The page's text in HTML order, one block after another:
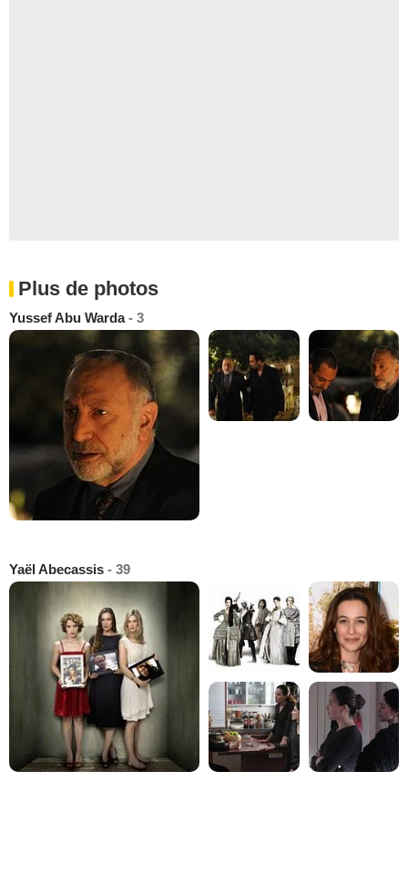
Plus de photos
Yussef Abu Warda- 3
Yaël Abecassis - 39